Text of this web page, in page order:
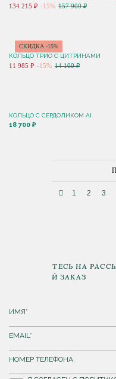
134 215 ₽ -15% 157 900 ₽
СКИДКА -15%
КОЛЬЦО ТРИО С ЦИТРИНАМИ
11 985 ₽ -15% 14 100 ₽
КОЛЬЦО С CЕРДОЛИКОМ AI
18 700 ₽
1 2 3
ПОДПИШИТЕСЬ НА
НА ПЕРВЫЙ ЗАКАЗ